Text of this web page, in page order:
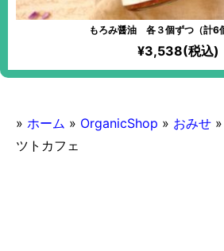
もろみ醤油 各３個ずつ（計6
¥3,538(税込)
» ホーム » OrganicShop » おみせ »
ツトカフェ